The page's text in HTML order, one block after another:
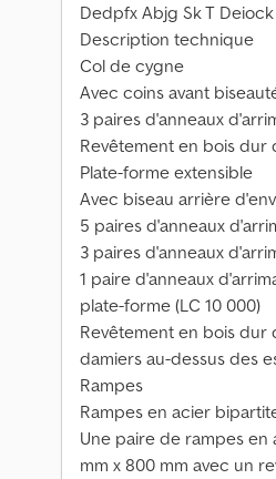
Dedpfx Abjg Sk T Deiock
Description technique
Col de cygne
Avec coins avant
3 paires d'anneaux
Revêtement en bois dur
Plate-forme extensible
Avec biseau arrière
5 paires d'anneaux
3 paires d'anneaux
1 paire d'anneaux
plate-forme (LC 10 000)
Revêtement en bois dur
damiers au-dessus des
Rampes
Rampes en acier
Une paire de rampes en
mm x 800 mm avec un